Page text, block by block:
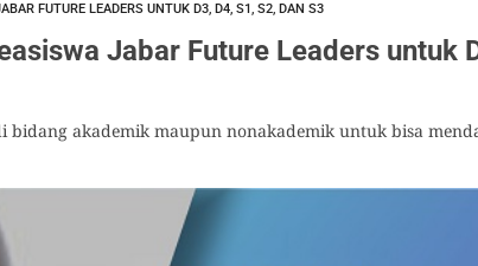
FUTURE LEADERS UNTUK D3, D4, S1, S2, DAN S3
Jabar Future Leaders untuk
bidang akademik maupun nonakademik untuk bisa